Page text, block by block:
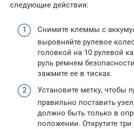
следующие действия:
Снимите клеммы с
выровняйте рулевое
головкой на 10 рулевой
руль ремнем
зажмите ее в тисках.
Установите метку, чтобы
правильно поставить
должно быть только в
положении. Открутите